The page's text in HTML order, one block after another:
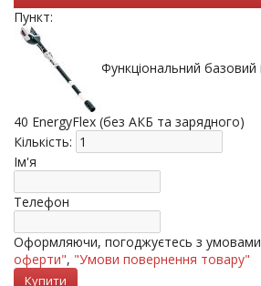
Пункт:
Функціональний
40 EnergyFlex (без АКБ та зарядного)
Кількість:
Ім'я
Телефон
Оформляючи, погоджуєтесь з
оферти", "Умови повернення товару"